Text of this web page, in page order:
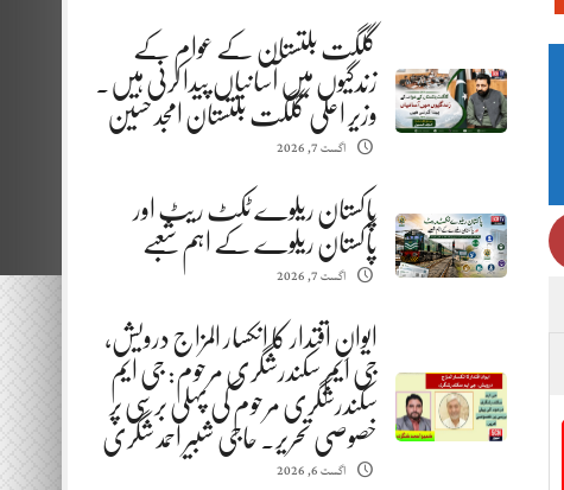
گلگت بلتستان کے عوام کے
زندگیوں میں آسانیاں پیدا کرنی ہیں.
وزیر اعلیٰ گلگت بلتستان امجد حسین
اگست 7, 2026
پاکستان ریلوے ٹکٹ ریٹ اور
پاکستان ریلوے کے اہم شعبے
اگست 7, 2026
ایوانِ اقتدار کا انکسار المزاج درویش،
جی ایم سکندرشگری مرحوم: جی ایم
سکندرشگری مرحوم کی پہلی برسی پر
خصوصی تحریر. حاجی شبیر احمد شگری
اگست 6, 2026